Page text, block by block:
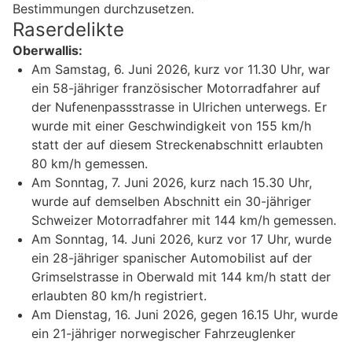
Bestimmungen durchzusetzen.
Raserdelikte
Oberwallis:
Am Samstag, 6. Juni 2026, kurz vor 11.30 Uhr, war
ein 58-jähriger französischer Motorradfahrer auf
der Nufenenpassstrasse in Ulrichen unterwegs. Er
wurde mit einer Geschwindigkeit von 155 km/h
statt der auf diesem Streckenabschnitt erlaubten
80 km/h gemessen.
Am Sonntag, 7. Juni 2026, kurz nach 15.30 Uhr,
wurde auf demselben Abschnitt ein 30-jähriger
Schweizer Motorradfahrer mit 144 km/h gemessen.
Am Sonntag, 14. Juni 2026, kurz vor 17 Uhr, wurde
ein 28-jähriger spanischer Automobilist auf der
Grimselstrasse in Oberwald mit 144 km/h statt der
erlaubten 80 km/h registriert.
Am Dienstag, 16. Juni 2026, gegen 16.15 Uhr, wurde
ein 21-jähriger norwegischer Fahrzeuglenker